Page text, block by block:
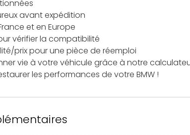
avant expédition
et en Europe
vérifier la compatibilité
prix pour une pièce de réemploi
vie à votre véhicule grâce à notre
les performances de votre BMW !